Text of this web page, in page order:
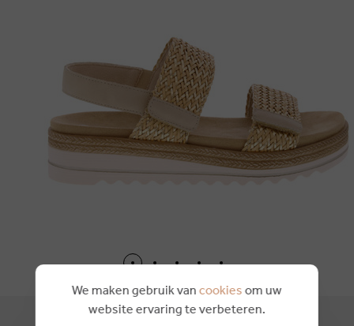
We maken gebruik van cookies om uw
website ervaring te verbeteren.